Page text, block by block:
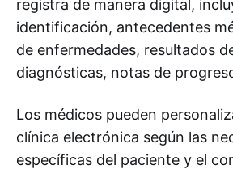
registra de manera digital,
identificación, antecedentes
de enfermedades, resultados
diagnósticas, notas de
Los médicos pueden
clínica electrónica según las
específicas del paciente y el